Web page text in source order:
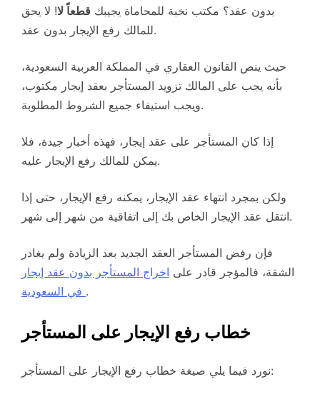
بدون عقد؟ مكتب نخبة للمحاماة يجيبك قطعاً لا! لا يحق
للمالك رفع الإيجار بدون عقد.
حيث ينص القانون العقاري في المملكة العربية السعودية،
بأنه يجب على المالك تزويد المستأجر بعقد إيجار مكتوب،
ويجب استيفاء جميع الشروط المطلوبة.
إذا كان المستأجر على عقد إيجار، فهذه أخبار جيدة، فلا
يمكن للمالك رفع الإيجار عليه.
ولكن بمجرد انتهاء عقد الإيجار، يمكنه رفع الإيجار، حتى إذا
انتقل عقد الإيجار الخاص بك إلى اتفاقية من شهر إلى شهر.
فإن رفض المستأجر العقد الجديد بعد الزيادة ولم يغادر
الشقة، فالمؤجر قادر على اخراج المستأجر بدون عقد إيجار
.
خطاب رفع الإيجار على المستأجر
نورد فيما يلي صيغة خطاب رفع الإيجار على المستأجر: